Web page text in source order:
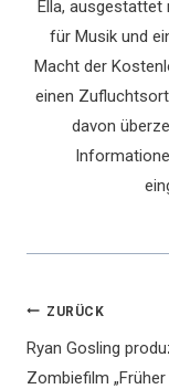
Ella,
für Musik und
Macht der
einen
davon
ZURÜCK
Ryan Gosling
Zombiefilm